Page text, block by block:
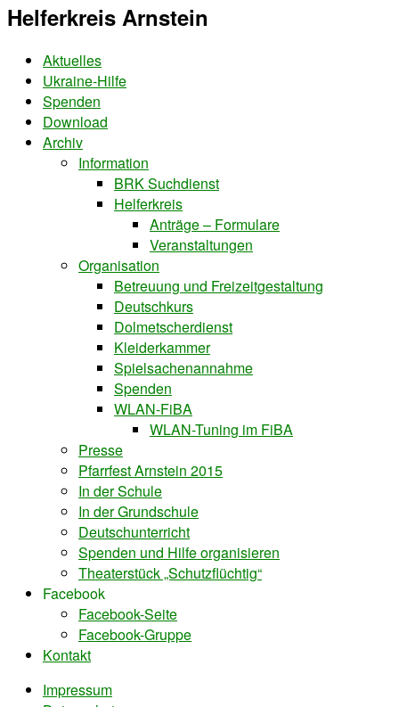
Helferkreis Arnstein
Aktuelles
Ukraine-Hilfe
Spenden
Download
Archiv
Information
BRK Suchdienst
Helferkreis
Anträge – Formulare
Veranstaltungen
Organisation
Betreuung und Freizeitgestaltung
Deutschkurs
Dolmetscherdienst
Kleiderkammer
Spielsachenannahme
Spenden
WLAN-FiBA
WLAN-Tuning im FiBA
Presse
Pfarrfest Arnstein 2015
In der Schule
In der Grundschule
Deutschunterricht
Spenden und Hilfe organisieren
Theaterstück „Schutzflüchtig“
Facebook
Facebook-Seite
Facebook-Gruppe
Kontakt
Impressum